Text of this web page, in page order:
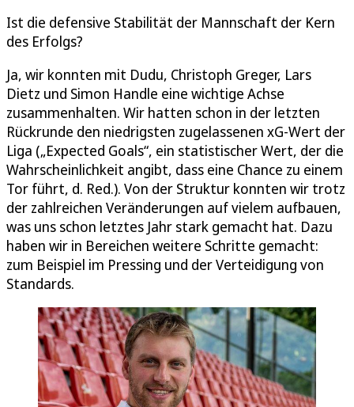
Ist die defensive Stabilität der Mannschaft der Kern
des Erfolgs?
Ja, wir konnten mit Dudu, Christoph Greger, Lars
Dietz und Simon Handle eine wichtige Achse
zusammenhalten. Wir hatten schon in der letzten
Rückrunde den niedrigsten zugelassenen xG-Wert der
Liga („Expected Goals“, ein statistischer Wert, der die
Wahrscheinlichkeit angibt, dass eine Chance zu einem
Tor führt, d. Red.). Von der Struktur konnten wir trotz
der zahlreichen Veränderungen auf vielem aufbauen,
was uns schon letztes Jahr stark gemacht hat. Dazu
haben wir in Bereichen weitere Schritte gemacht:
zum Beispiel im Pressing und der Verteidigung von
Standards.